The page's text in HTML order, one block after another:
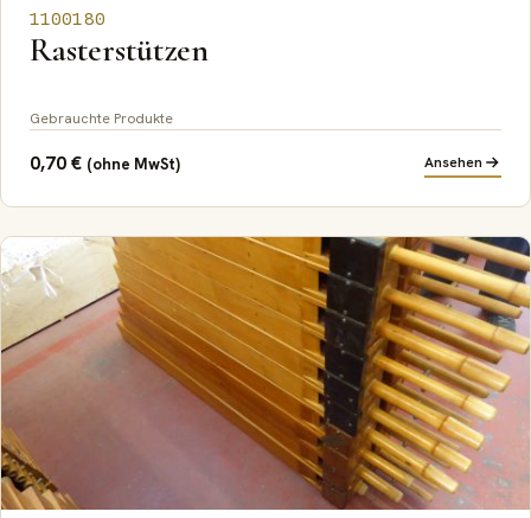
1100180
Rasterstützen
Gebrauchte Produkte
0,70€ (ohne MwSt) Ansehen